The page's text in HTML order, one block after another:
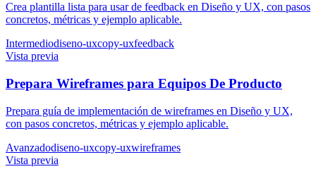
Crea plantilla lista para usar de feedback en Diseño y UX, con pasos
concretos, métricas y ejemplo aplicable.
Intermediodiseno-uxcopy-uxfeedback
Vista previa
Prepara Wireframes para Equipos De Producto
Prepara guía de implementación de wireframes en Diseño y UX,
con pasos concretos, métricas y ejemplo aplicable.
Avanzadodiseno-uxcopy-uxwireframes
Vista previa